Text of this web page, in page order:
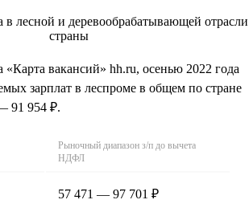
вакансий» hh.ru, осенью 2022 года
зарплат в леспроме в общем по стране
91 954 ₽.
Рыночный диапазон з/п до вычета
НДФЛ
57 471 — 97 701 ₽